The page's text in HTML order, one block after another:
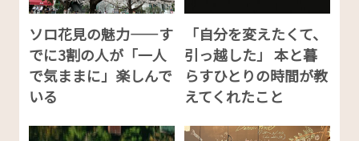
ソロ花見の魅力——す
でに3割の人が「一人
で気ままに」楽しんで
いる
「自分を変えたくて、
引っ越した」 本と暮
らすひとりの時間が教
えてくれたこと